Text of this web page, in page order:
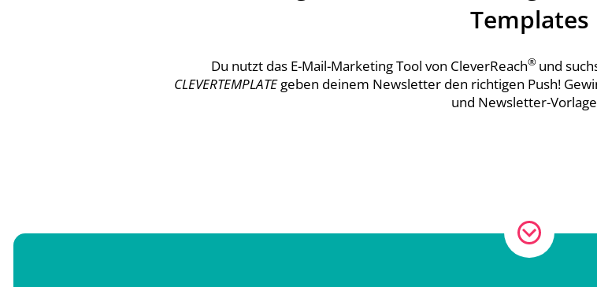
Templates
Du nutzt das E-Mail-Marketing Tool von CleverReach® und
CLEVERTEMPLATEgeben deinem Newsletter den richtigen Push!
und Newsletter-